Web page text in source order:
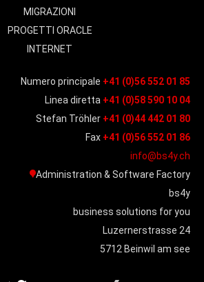
MIGRAZIONI
PROGETTI ORACLE
INTERNET
Numero principale +41 (0)56 552 01 85
Linea diretta +41 (0)58 590 10 04
Stefan Tröhler +41 (0)44 442 01 80
Fax +41 (0)56 552 01 86
info@bs4y.ch
Administration & Software Factory
bs4y
business solutions for you
Luzernerstrasse 24
5712 Beinwil am see